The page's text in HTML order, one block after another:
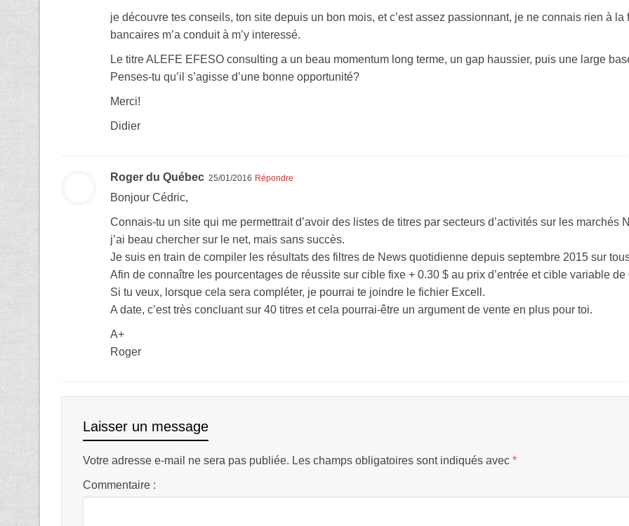
je découvre tes conseils, ton site depuis un bon mois, et c’est assez passionnant, je ne connais rien à
bancaires m’a conduit à m’y interessé.
Le titre ALEFE EFESO consulting a un beau momentum long terme, un gap haussier, puis une large
Penses-tu qu’il s’agisse d’une bonne opportunité?
Merci!
Didier
Roger du Québec 25/01/2016 Répondre
Bonjour Cédric,
Connais-tu un site qui me permettrait d’avoir des listes de titres par secteurs d’activités sur les marchés
j’ai beau chercher sur le net, mais sans succès.
Je suis en train de compiler les résultats des filtres de News quotidienne depuis septembre 2015 sur
Afin de connaître les pourcentages de réussite sur cible fixe + 0.30 $ au prix d’entrée et cible variable
Si tu veux, lorsque cela sera compléter, je pourrai te joindre le fichier Excell.
A date, c’est très concluant sur 40 titres et cela pourrai-être un argument de vente en plus pour toi.
A+
Roger
Laisser un message
Votre adresse e-mail ne sera pas publiée. Les champs obligatoires sont indiqués avec *
Commentaire :